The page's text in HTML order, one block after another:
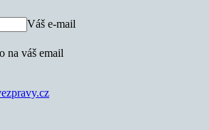
Váš e-mail
na váš email